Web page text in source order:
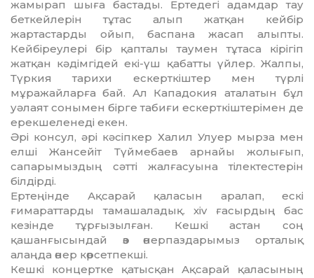
жамырап шыға бастады. Ертедегі адамдар тау
беткейлерін тұтас алып жатқан кейбір
жартастарды ойып, баспана жасап алыпты.
Кейбіреулері бір қап­талы таумен тұтаса кірігіп
жатқан кәдімгідей екі-үш қабатты үйлер. Жалпы,
Түркия тарихи ескерткіштер мен түрлі
мұражайларға бай. Ал Кападокия аталатын бұл
уәлаят сонымен бірге табиғи ес­­керткіштерімен де
ерекшеленеді екен.
Әрі консул, әрі кәсіпкер Халил Улуер мырза мен
елші Жансейіт Түймебаев арнайы жолығып,
сапарымыздың сәтті жалғасуына тілектестерін
білдірді.
Ертеңінде Ақсарай қаласын аралап, ескі
ғимараттарды тамашаладық. xiv ғасырдың бас
кезінде тұрғызылған. Кешкі астан соң
қашанғысындай өз өнер­паздарымыз орталық
алаңда өнер көрсетпекші.
Кешкі концертке қатысқан Ақсарай қаласының